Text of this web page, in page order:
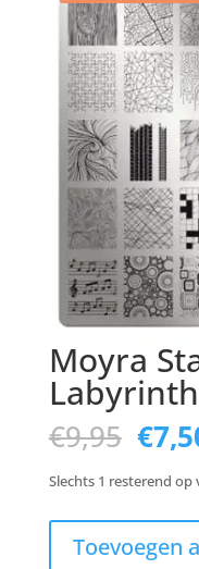
Moyra
Labyrinth
€9,95
prijs
was:
€
Slechts 1 resterend op
Stamping
Toevoegen